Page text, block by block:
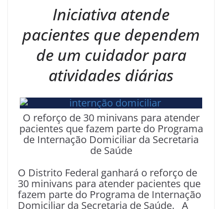
Iniciativa atende
pacientes que dependem
de um cuidador para
atividades diárias
O reforço de 30 minivans para atender
pacientes que fazem parte do Programa
de Internação Domiciliar da Secretaria
de Saúde
O Distrito Federal ganhará o reforço de
30 minivans para atender pacientes que
fazem parte do Programa de Internação
Domiciliar da Secretaria de Saúde. A